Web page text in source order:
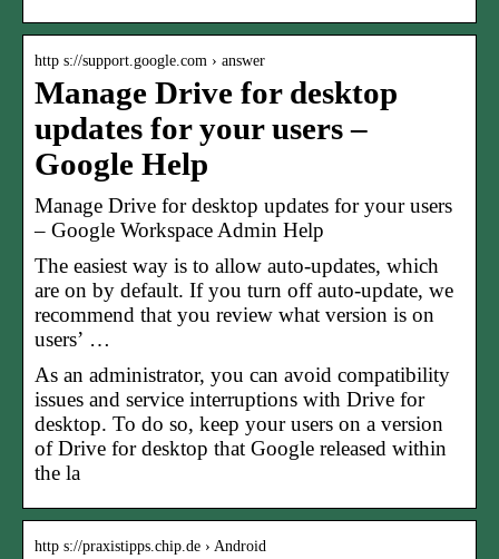
http s://support.google.com › answer
Manage Drive for desktop
updates for your users –
Google Help
Manage Drive for desktop updates for your users
– Google Workspace Admin Help
The easiest way is to allow auto-updates, which
are on by default. If you turn off auto-update, we
recommend that you review what version is on
users’ …
As an administrator, you can avoid compatibility
issues and service interruptions with Drive for
desktop. To do so, keep your users on a version
of Drive for desktop that Google released within
the la
http s://praxistipps.chip.de › Android